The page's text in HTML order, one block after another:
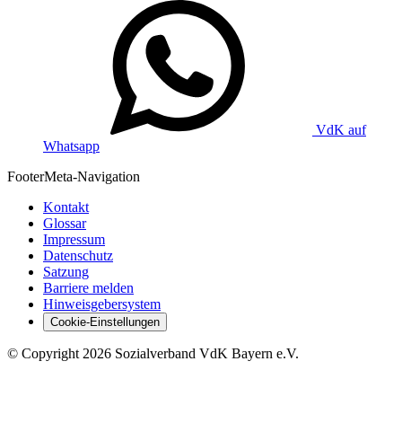
VdK auf
Whatsapp
FooterMeta-Navigation
Kontakt
Glossar
Impressum
Datenschutz
Satzung
Barriere melden
Hinweisgebersystem
Cookie-Einstellungen
© Copyright 2026 Sozialverband VdK Bayern e.V.